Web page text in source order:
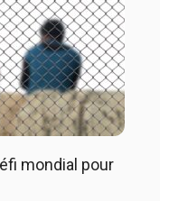
mondial pour